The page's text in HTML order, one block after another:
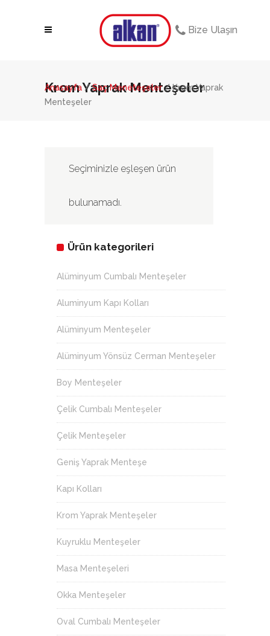
Bize Ulaşın
Krom Yaprak Menteşeler
Anasayfa/Saç Meneteşeler/ Krom Yaprak
Menteşeler
Seçiminizle eşleşen ürün
bulunamadı.
Ürün kategorileri
Alüminyum Cumbalı Menteşeler
Aluminyum Kapı Kolları
Alüminyum Menteşeler
Alüminyum Yönsüz Cerman Menteşeler
Boy Menteşeler
Çelik Cumbalı Menteşeler
Çelik Menteşeler
Geniş Yaprak Menteşe
Kapı Kolları
Krom Yaprak Menteşeler
Kuyruklu Menteşeler
Masa Menteşeleri
Okka Menteşeler
Oval Cumbalı Menteşeler